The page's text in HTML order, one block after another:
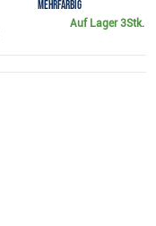
mehrfarbig
Auf Lager3Stk.